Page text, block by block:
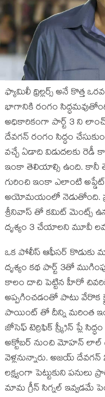
ఫ్యామిలీ థ్రిల్లర్స్ అనే కొత్త
భాగానికి రంగం
అధికారికంగా పార్ట్ 3 ని
దేవగన్ రంగం సిద్ధం
వచ్చే ఏడాది విడుదలకు
ఇంకా తెలియాల్సి ఉంది. కానీ
గురించి ఇంకా ఎలాంటి
అయోమయంలో నెడుతోంది.
శ్రీనివాస్ తో కమిట్ మెంట్స్
దృశ్యం 3 చేయాలని మూవీ
ఒక పోలీస్ ఆఫీసర్ కొడుకు
దృశ్యం కథ పార్ట్ 3తో
కాలం దాచి పెట్టిన హీరో చివరికి
అప్పగించడంతో పాటు వేరొక
పాయింట్ తో దీన్ని మరింత
జోసెఫ్ టెర్రిఫిక్ స్క్రీన్ ప్లే
అక్టోబర్ నుంచి మోహన్ లాల్
వెళ్లనున్నారు. అజయ్ దేవగన్
లక్ష్యంగా పెట్టుకుని
మామ గ్రీన్ సిగ్నల్ ఇవ్వడమే